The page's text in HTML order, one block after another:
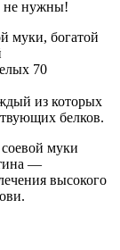
не нужны!
муки, богатой
70
из которых
белков.
муки
—
высокого